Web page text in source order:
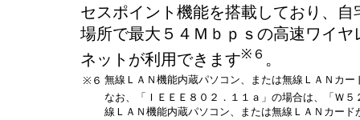
セスポイント機能を搭載しており、自
場所で最大５４Ｍｂｐｓの高速ワイヤ
ネットが利用できます※６ 。
※６ 無線ＬＡＮ機能内蔵パソコン、または無線ＬＡＮカー
なお、「ＩＥＥＥ８０２．１１ａ」の場合は、「Ｗ５
線ＬＡＮ機能内蔵パソコン、または無線ＬＡＮカード